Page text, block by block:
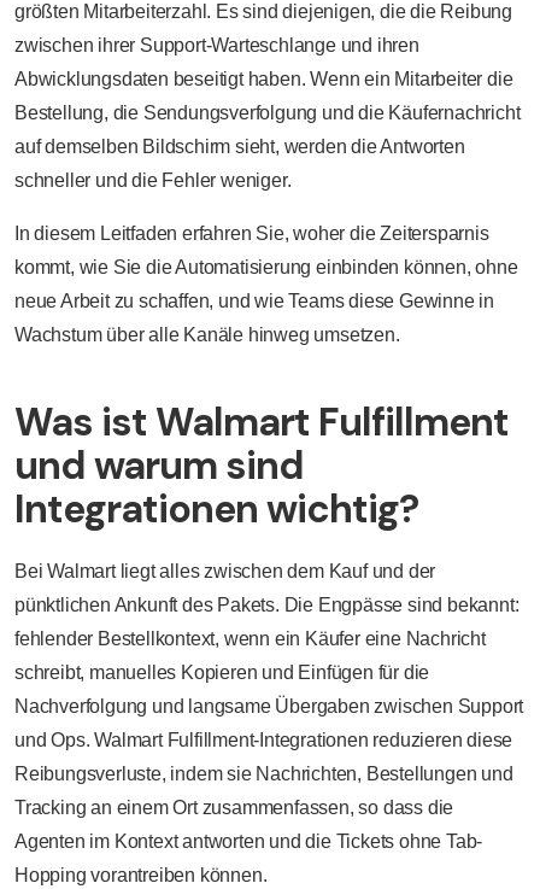
größten Mitarbeiterzahl. Es sind diejenigen, die die Reibung
zwischen ihrer Support-Warteschlange und ihren
Abwicklungsdaten beseitigt haben. Wenn ein Mitarbeiter die
Bestellung, die Sendungsverfolgung und die Käufernachricht
auf demselben Bildschirm sieht, werden die Antworten
schneller und die Fehler weniger.
In diesem Leitfaden erfahren Sie, woher die Zeitersparnis
kommt, wie Sie die Automatisierung einbinden können, ohne
neue Arbeit zu schaffen, und wie Teams diese Gewinne in
Wachstum über alle Kanäle hinweg umsetzen.
Was ist Walmart Fulfillment
und warum sind
Integrationen wichtig?
Bei Walmart liegt alles zwischen dem Kauf und der
pünktlichen Ankunft des Pakets. Die Engpässe sind bekannt:
fehlender Bestellkontext, wenn ein Käufer eine Nachricht
schreibt, manuelles Kopieren und Einfügen für die
Nachverfolgung und langsame Übergaben zwischen Support
und Ops. Walmart Fulfillment-Integrationen reduzieren diese
Reibungsverluste, indem sie Nachrichten, Bestellungen und
Tracking an einem Ort zusammenfassen, so dass die
Agenten im Kontext antworten und die Tickets ohne Tab-
Hopping vorantreiben können.